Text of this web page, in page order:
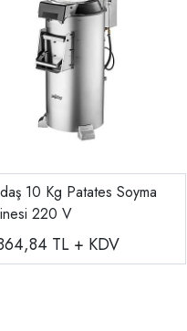
10 Kg Patates Soyma
220 V
TL + KDV